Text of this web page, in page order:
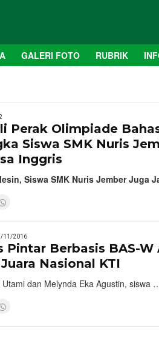
GALERI FOTO RUBRIK
Perak Olimpiade
Siswa SMK Nuris
Inggris
Siswa SMK Nuris Jember Juga
11/2016
Pintar Berbasis BAS-W
Nasional KTI
dan Melynda Eka Agustin, siswa